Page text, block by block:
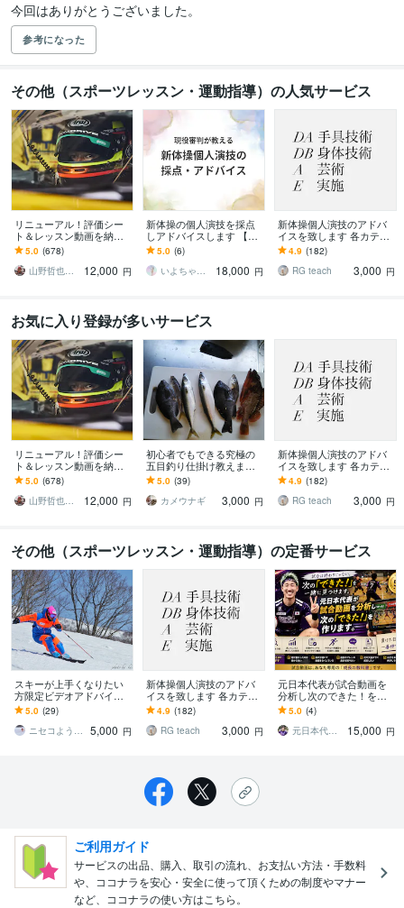
今回はありがとうございました。
参考になった
その他（スポーツレッスン・運動指導）の人気サービス
リニューアル！評価シー
ト＆レッスン動画を納品
します 優勝回数日本一の
トップドライバーが動画
を見ながらアドバイス！
5.0 (678)
山野哲也 TETSUYA YAMANO
12,000 円
新体操の個人演技を採点
しアドバイスします 【審
判×コーチのダブル視点】
動画1本で点数アップ！を
目指そう
5.0 (6)
いよちゃん｜新体操審判の採点・解説
18,000 円
新体操個人演技のアドバ
イスを致します 各カテゴ
リーの得点アップに繋が
ります
4.9 (182)
RG teach
3,000 円
お気に入り登録が多いサービス
リニューアル！評価シー
ト＆レッスン動画を納品
します 優勝回数日本一の
トップドライバーが動画
を見ながらアドバイス！
5.0 (678)
山野哲也 TETSUYA YAMANO
12,000 円
初心者でもできる究極の
五目釣り仕掛け教えます
海釣りで隣の人より釣り
たい方向け
5.0 (39)
カメウナギ
3,000 円
新体操個人演技のアドバ
イスを致します 各カテゴ
リーの得点アップに繋が
ります
4.9 (182)
RG teach
3,000 円
その他（スポーツレッスン・運動指導）の定番サービス
スキーが上手くなりたい
方限定ビデオアドバイス
します スキー教師歴30年
目のプロスキー教師がプ
ロ目線で解説します。
5.0 (29)
ニセコようていスキースクール
5,000 円
新体操個人演技のアドバ
イスを致します 各カテゴ
リーの得点アップに繋が
ります
4.9 (182)
RG teach
3,000 円
元日本代表が試合動画を
分析し次のできた！を作
ります 試合動画は、次の
成長への教科書です。
5.0 (4)
元日本代表｜忍者コーチ タッティン
15,000 円
ご利用ガイド
サービスの出品、購入、取引の流れ、お支払い方法・手数料
や、ココナラを安心・安全に使って頂くための制度やマナー
など、ココナラの使い方はこちら。